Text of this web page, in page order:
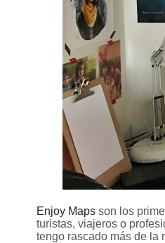
Enjoy Maps son los
turistas, viajeros o
tengo rascado más de la